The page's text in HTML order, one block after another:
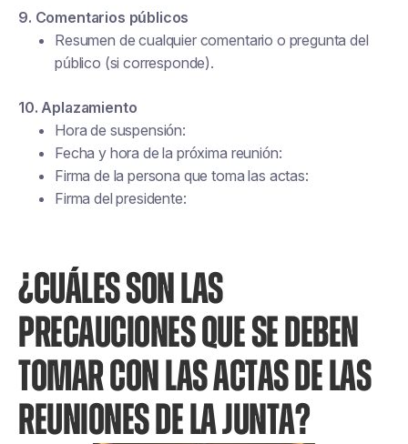
9. Comentarios públicos
Resumen de cualquier comentario o pregunta del
público (si corresponde).
10. Aplazamiento
Hora de suspensión:
Fecha y hora de la próxima reunión:
Firma de la persona que toma las actas:
Firma del presidente:
¿CUÁLES SON LAS
PRECAUCIONES QUE SE DEBEN
TOMAR CON LAS ACTAS DE LAS
REUNIONES DE LA JUNTA?